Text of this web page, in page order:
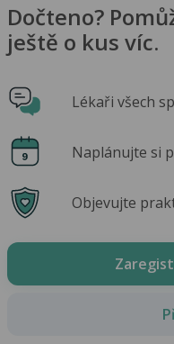
Dočteno?
ještě o kus víc.
Lékaři všech
Naplánujte si
Objevujte